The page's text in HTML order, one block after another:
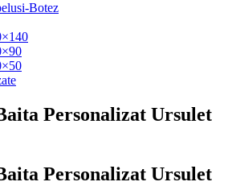
Botez
Personalizat Ursulet
Personalizat Ursulet